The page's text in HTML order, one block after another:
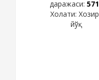
даражаси: 571
Холати: Хозир
йўқ